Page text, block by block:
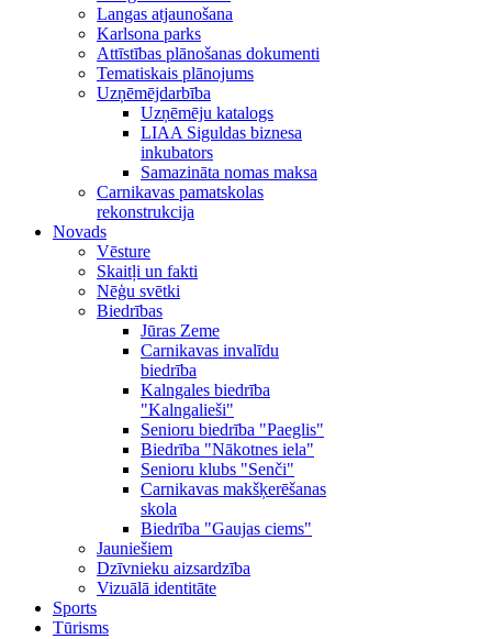
Langas atjaunošana
Karlsona parks
Attīstības plānošanas dokumenti
Tematiskais plānojums
Uzņēmējdarbība
Uzņēmēju katalogs
LIAA Siguldas biznesa
inkubators
Samazināta nomas maksa
Carnikavas pamatskolas
rekonstrukcija
Novads
Vēsture
Skaitļi un fakti
Nēģu svētki
Biedrības
Jūras Zeme
Carnikavas invalīdu
biedrība
Kalngales biedrība
"Kalngalieši"
Senioru biedrība "Paeglis"
Biedrība "Nākotnes iela"
Senioru klubs "Senči"
Carnikavas makšķerēšanas
skola
Biedrība "Gaujas ciems"
Jauniešiem
Dzīvnieku aizsardzība
Vizuālā identitāte
Sports
Tūrisms